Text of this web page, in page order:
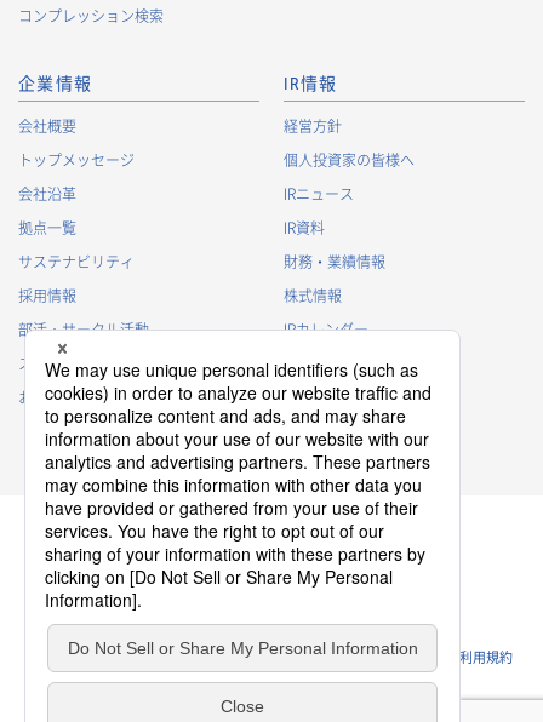
コンプレッション検索
企業情報
会社概要
トップメッセージ
会社沿革
拠点一覧
サステナビリティ
採用情報
部活・サークル活動
スポンサー活動
お問い合わせ
IR情報
経営方針
個人投資家の皆様へ
IRニュース
IR資料
財務・業績情報
株式情報
IRカレンダー
IRに関するよくあるご質問
IRポリシー
免責事項
プライバシーポリシー
クッキーポリシー
ソーシャルメディアポリシー
ウェブサイトのご利用条件 利用規約